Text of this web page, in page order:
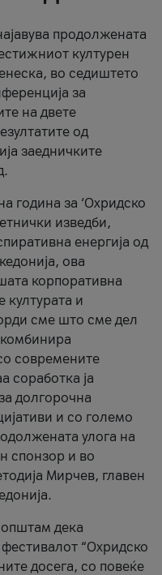
продолжената
културен
во седиштето
за
на двете
од
заедничките
година за ‘Охридско
изведби,
енергија од
ова
корпоративна
културата и
сме што сме дел
современите
соработка ја
долгорочна
и со големо
улога на
спонзор и во
Мирчев, главен
дека
“Охридско
досега, со повеќе